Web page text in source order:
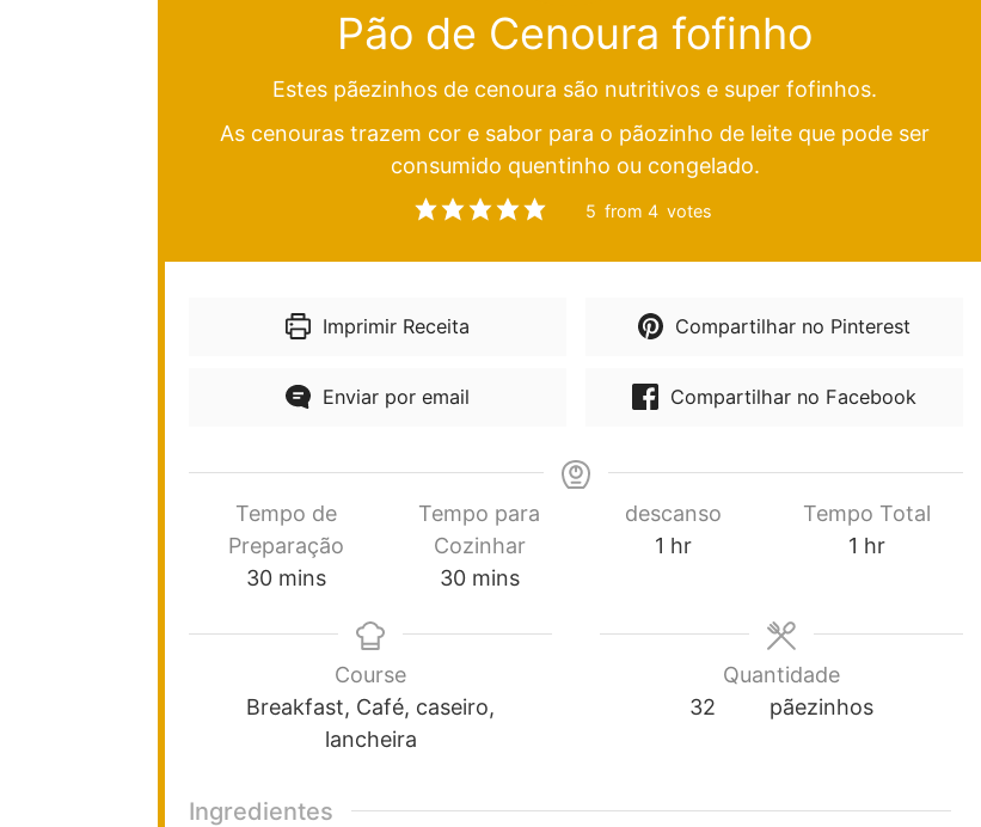
Pão de Cenoura fofinho
Estes pãezinhos de cenoura são nutritivos e super fofinhos.
As cenouras trazem cor e sabor para o pãozinho de leite que pode ser
consumido quentinho ou congelado.
5 from4 votes
Imprimir Receita Compartilhar no Pinterest
Enviar por email Compartilhar no Facebook
Tempo de
Preparação
30 mins
Tempo para
Cozinhar
30 mins
descanso
1 hr
Tempo Total
1 hr
Course
Breakfast, Café, caseiro,
lancheira
Quantidade
32
pãezinhos
Ingredientes